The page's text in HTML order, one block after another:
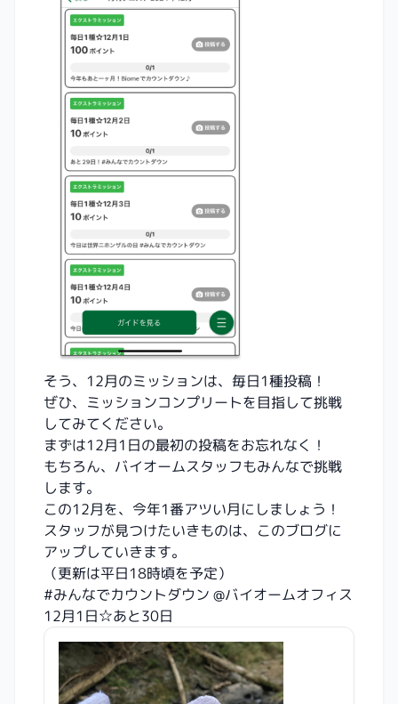
そう、12月のミッションは、毎日1種投稿！
ぜひ、ミッションコンプリートを目指して挑戦
してみてください。
まずは12月1日の最初の投稿をお忘れなく！
もちろん、バイオームスタッフもみんなで挑戦
します。
この12月を、今年1番アツい月にしましょう！
スタッフが見つけたいきものは、このブログに
アップしていきます。
（更新は平日18時頃を予定）
#みんなでカウントダウン @バイオームオフィス
12月1日☆あと30日